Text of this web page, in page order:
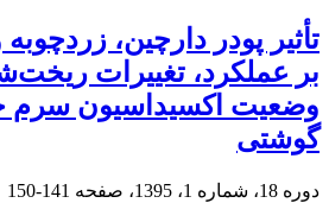
تأثیر پودر دارچین،
بر عملکرد، تغییرات
وضعیت اکسیداسیون سرم
گوشتی
دوره 18، شماره 1، 1395، صفحه 141-150